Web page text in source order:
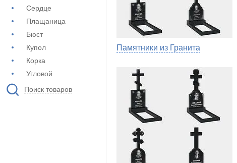
Сердце
Плащаница
Бюст
Купол
Корка
Угловой
Поиск товаров
Памятники из Гранита